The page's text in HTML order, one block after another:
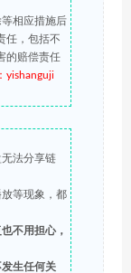
等相应措施后
任，包括不
的赔偿责任
yishanguji
无法分享链
放等现象，都
不用担心，
生任何关